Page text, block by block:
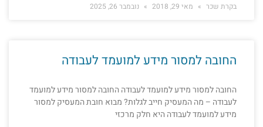
בקרת שכר מאי 29, 2018 נובמבר 26, 2025
החובה למסור מידע למועמד לעבודה
החובה למסור מידע למועמד לעבודה החובה למסור מידע למועמד
לעבודה – מה המעסיק חייב לגלות? מבוא חובת המעסיק למסור
מידע למועמד לעבודה היא חלק מרכזי